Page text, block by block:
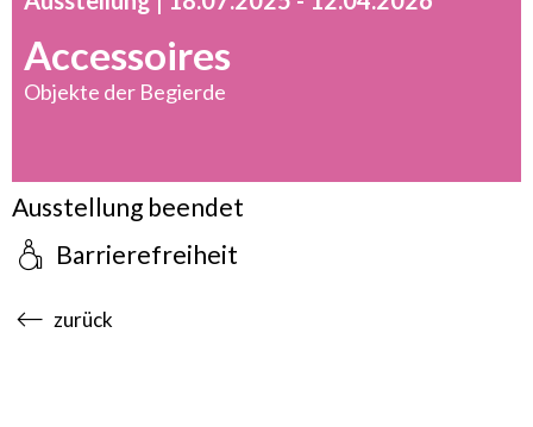
Accessoires
Objekte der Begierde
Ausstellung beendet
Barrierefreiheit
accessibility.sr-only.body-term
zurück